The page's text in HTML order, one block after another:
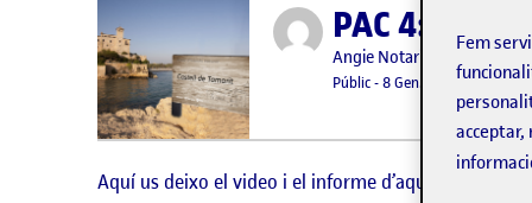
Publicat perPAC 4:
Publicat per
Angie Notario Fleix
Visibilitat:
Públic-Data de publicació
8 Gen. 2024 12 juny,
-
Aquí us deixo el video i el informe d’aquesta d’arrera
Fem